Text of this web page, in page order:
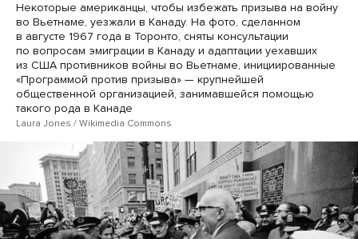
Некоторые американцы, чтобы избежать призыва на войну
во Вьетнаме, уезжали в Канаду. На фото, сделанном
в августе 1967 года в Торонто, сняты консультации
по вопросам эмиграции в Канаду и адаптации уехавших
из США противников войны во Вьетнаме, инициированные
«Программой против призыва» — крупнейшей
общественной организацией, занимавшейся помощью
такого рода в Канаде
Laura Jones / Wikimedia Commons